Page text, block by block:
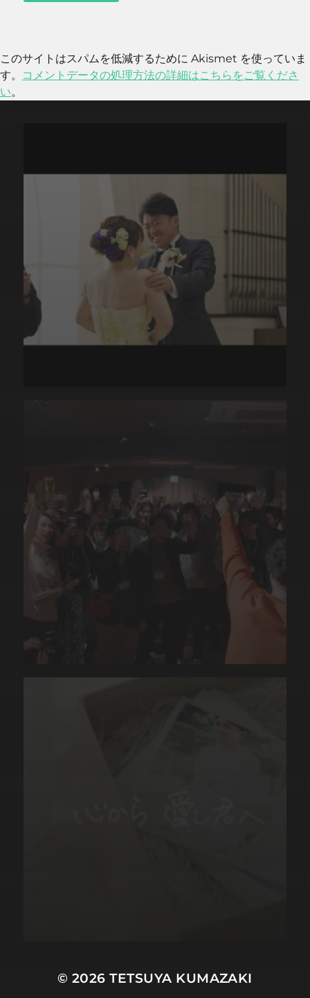
このサイトはスパムを低減するために Akismet を使っていま
す。
コメントデータの処理方法の詳細はこちらをご覧くださ
い。
© 2026TETSUYA KUMAZAKI